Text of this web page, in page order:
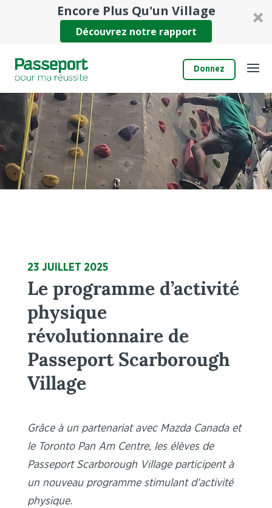
Encore Plus Qu'un Village
Découvrez notre rapport
Donnez
23 JUILLET 2025
Le programme d’activité
physique
révolutionnaire de
Passeport Scarborough
Village
Grâce à un partenariat avec Mazda Canada et
le Toronto Pan Am Centre, les élèves de
Passeport Scarborough Village participent à
un nouveau programme stimulant d’activité
physique.